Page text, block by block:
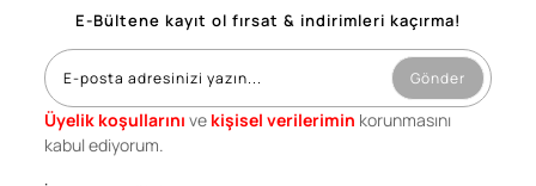
E-Bültene kayıt ol fırsat & indirimleri kaçırma!
Gönder
Üyelik koşullarını ve kişisel verilerimin korunmasını
kabul ediyorum.